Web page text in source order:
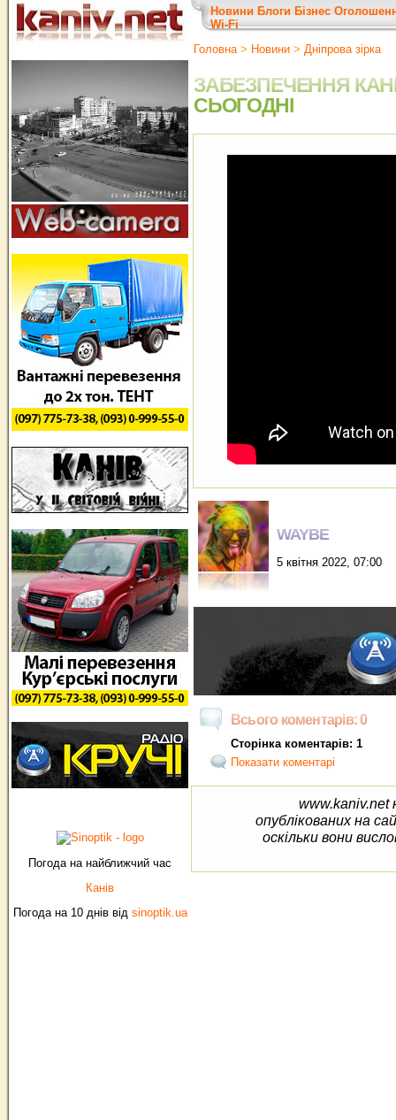
Погода на найближчий час
Канів
Погода на 10 днів від sinoptik.ua
Новини Блоги Бізнес
Wi-Fi
Головна> Новини > Дніпрова зірка
ЗАБЕЗПЕЧЕННЯ
СЬОГОДНІ
WAYBE
5 квітня 2022, 07:00
Всього коментарів: 0
Сторінка коментарів: 1
Показати коментарі
www.kaniv.net
опублікованих на
оскільки вони